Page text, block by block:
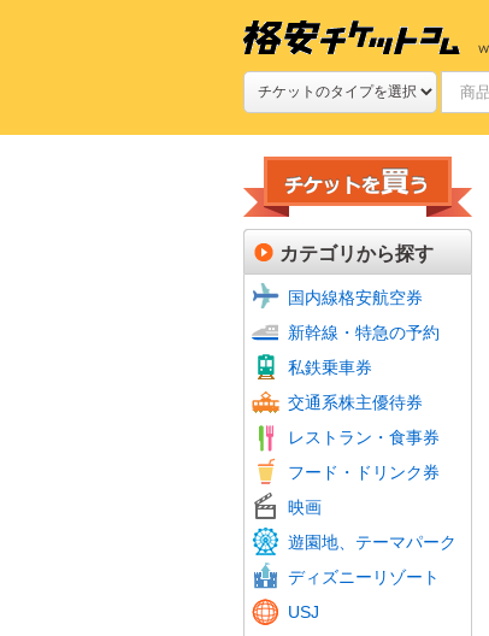
カテゴリから探す
国内線格安航空券
新幹線・特急の予約
私鉄乗車券
交通系株主優待券
レストラン・食事券
フード・ドリンク券
映画
遊園地、テーマパーク
ディズニーリゾート
USJ